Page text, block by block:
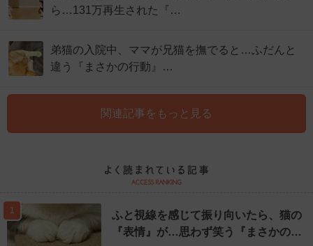
ら…131万再生された『…
弟猫の入院中、ママが兄猫を撫でると…ふだんと
違う『まさかの行動』…
関連記事をもっと見る
1
ふと視線を感じて振り向いたら、猫の
『表情』が…思わず笑う『まさかの…